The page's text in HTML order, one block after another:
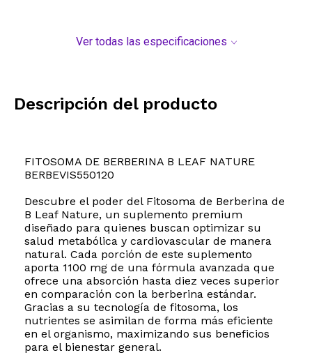
Ver todas las especificaciones
Descripción del producto
FITOSOMA DE BERBERINA B LEAF NATURE
BERBEVIS550120
Descubre el poder del Fitosoma de Berberina de
B Leaf Nature, un suplemento premium
diseñado para quienes buscan optimizar su
salud metabólica y cardiovascular de manera
natural. Cada porción de este suplemento
aporta 1100 mg de una fórmula avanzada que
ofrece una absorción hasta diez veces superior
en comparación con la berberina estándar.
Gracias a su tecnología de fitosoma, los
nutrientes se asimilan de forma más eficiente
en el organismo, maximizando sus beneficios
para el bienestar general.